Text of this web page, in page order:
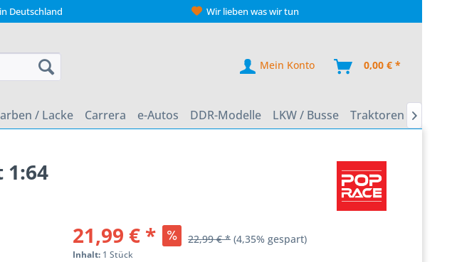
Deutschland Wir lieben was wir tun
Mein Konto 0,00 € *
/ Lacke Carrera e-Autos DDR-Modelle LKW / Busse Traktoren 
21,99 € * 22,99 € * (4,35% gespart)
Inhalt: 1 Stück